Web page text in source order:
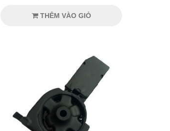
THÊM VÀO GIỎ